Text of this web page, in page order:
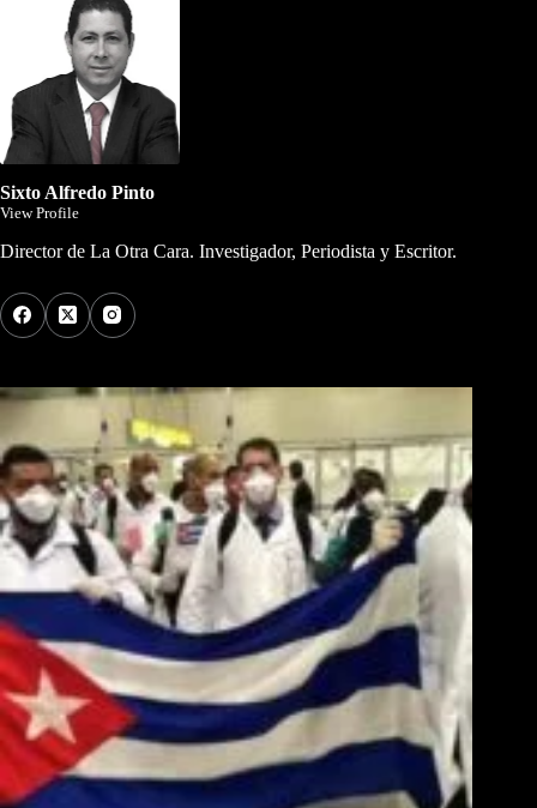
Sixto Alfredo Pinto
View Profile
Director de La Otra Cara. Investigador, Periodista y Escritor.